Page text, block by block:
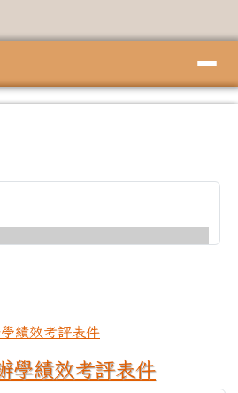
績效考評表件
學績效考評表件